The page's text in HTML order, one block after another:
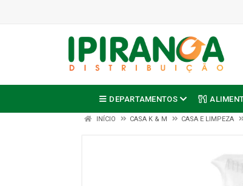
DEPARTAMENTOS
INÍCIO CASA K & M CASA E LIMPEZA